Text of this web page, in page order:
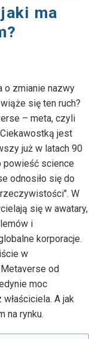
ma
o zmianie nazwy
się ten ruch?
– meta, czyli
jest
już w latach 90
powieść science
odnosiło się do
W
się w awatary,
i
korporacje.
w
od
moc
A jak
na rynku.